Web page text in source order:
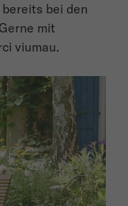
bei den
mit
viumau.